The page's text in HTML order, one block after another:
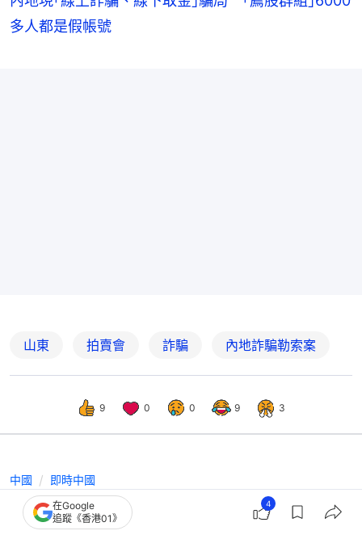
多人都是假帳號
山東 拍賣會 詐騙 內地詐騙勒索案
9 0 0 9 3
中國 即時中國
天津男稱爺爺捐贈古畫去向不明 天津
在Google
追蹤《香港01》
4